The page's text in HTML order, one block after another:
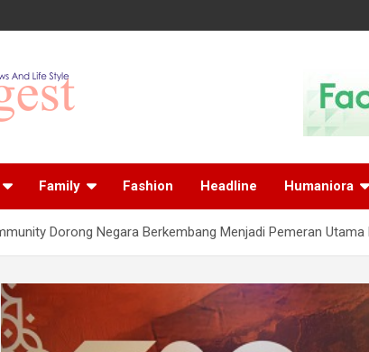
Family Fashion Headline Humaniora
Dorong Negara Berkembang Menjadi Pemeran Utama